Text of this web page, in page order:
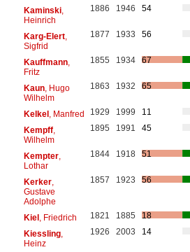
Kaminski,
Heinrich
1886 1946 54
Karg-Elert,
Sigfrid
1877 1933 56
Kauffmann,
Fritz
1855 1934 67
Kaun, Hugo
Wilhelm
1863 1932 65
Kelkel , Manfred 1929 1999
11
Kempff,
Wilhelm
1895 1991 45
Kempter,
Lothar
1844 1918 51
Kerker,
Gustave
Adolphe
1857 1923 56
Kiel , Friedrich 1821 1885
18
Kiessling,
Heinz
1926 2003 14